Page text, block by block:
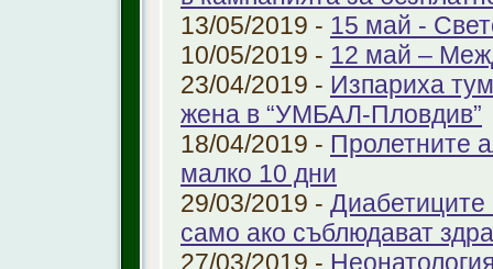
13/05/2019 - 15 май -
10/05/2019 - 12 май –
23/04/2019 - Изпариха
жена в “УМБАЛ-Пловдив”
18/04/2019 - Пролетните
малко 10 дни
29/03/2019 - Диабетиците
само ако съблюдават
27/03/2019 -